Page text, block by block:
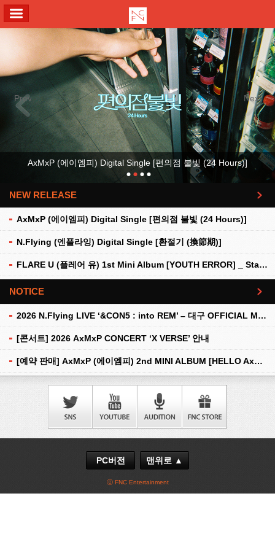
Previous Next
AxMxP (에이엠피) Digital Single [편의점 불빛 (24 Hours)]
NEW RELEASE
AxMxP (에이엠피) Digital Single [편의점 불빛 (24 Hours)]
N.Flying (엔플라잉) Digital Single [환절기 (換節期)]
FLARE U (플레어 유) 1st Mini Album [YOUTH ERROR] _ Stationery Kit Ver.
더보기
NOTICE
2026 N.Flying LIVE ‘&CON5 : into REM’ – 대구 OFFICIAL MD 현장 판매 안내
[콘서트] 2026 AxMxP CONCERT ‘X VERSE’ 안내
[예약 판매] AxMxP (에이엠피) 2nd MINI ALBUM [HELLO AxMxP] 예약 판매 안내
더보기
PC버전 맨위로 ▲
ⓒ FNC Entertainment